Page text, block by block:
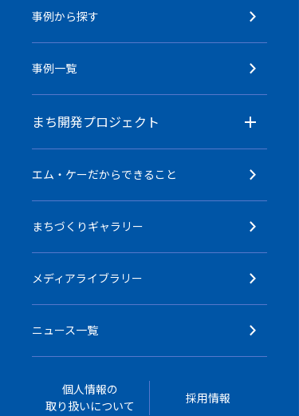
事例から探す
事例一覧
まち開発プロジェクト
エム・ケーだからできること
まちづくりギャラリー
メディアライブラリー
ニュース一覧
個人情報の
取り扱いについて
採用情報